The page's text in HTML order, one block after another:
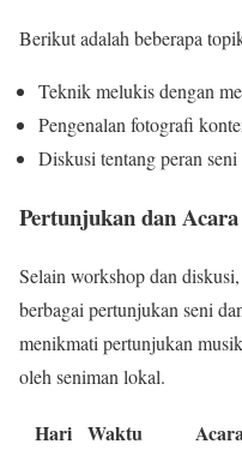
Berikut adalah beberapa
Teknik melukis dengan
Pengenalan fotografi
Diskusi tentang peran
Pertunjukan dan
Selain workshop dan
berbagai pertunjukan seni
menikmati pertunjukan
oleh seniman lokal.
Hari Waktu